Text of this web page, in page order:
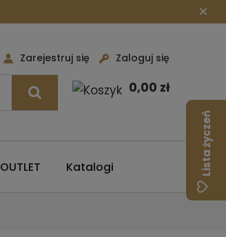
×
Zarejestruj się Zaloguj się
0,00 zł
OUTLET Katalogi Lista życzeń